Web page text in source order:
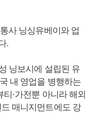
사 닝싱유베이와 업
.
닝보시에 설립된 유
내 영업을 병행하는
·가전뿐 아니라 해외
매니지먼트에도 강